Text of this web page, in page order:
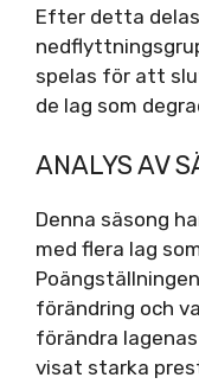
Efter detta
spelas för att
de lag som
ANALYS AV
Denna säsong
med flera lag
förändring och
förändra
visat starka